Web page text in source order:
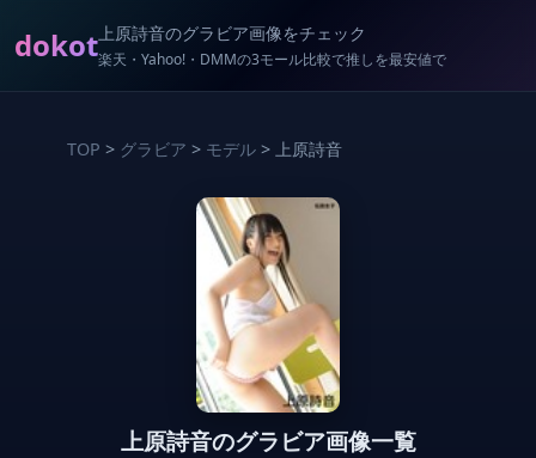
dokot上原詩音のグラビア画像をチェック
楽天・Yahoo!・DMMの3モール比較で推しを最安値で
TOP > グラビア > モデル > 上原詩音
上原詩音のグラビア画像一覧